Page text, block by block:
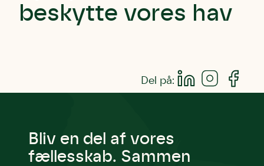
beskytte vores hav
Del på:
Bliv en del af vores
fællesskab. Sammen